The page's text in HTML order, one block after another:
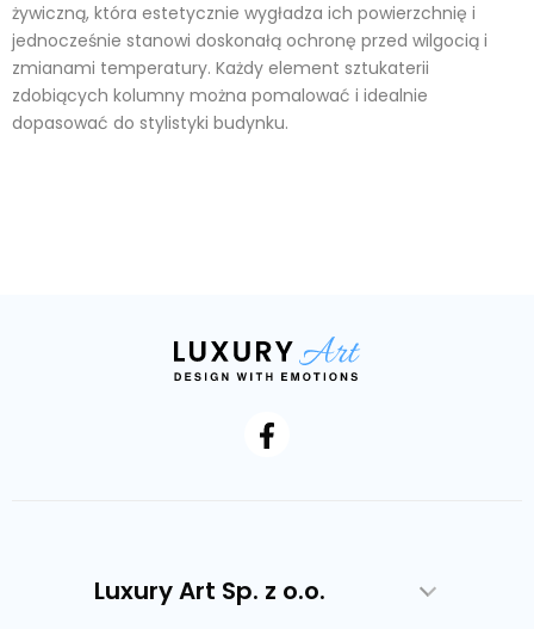
żywiczną, która estetycznie wygładza ich powierzchnię i
jednocześnie stanowi doskonałą ochronę przed wilgocią i
zmianami temperatury. Każdy element sztukaterii
zdobiących kolumny można pomalować i idealnie
dopasować do stylistyki budynku.
Luxury Art Sp. z o.o.